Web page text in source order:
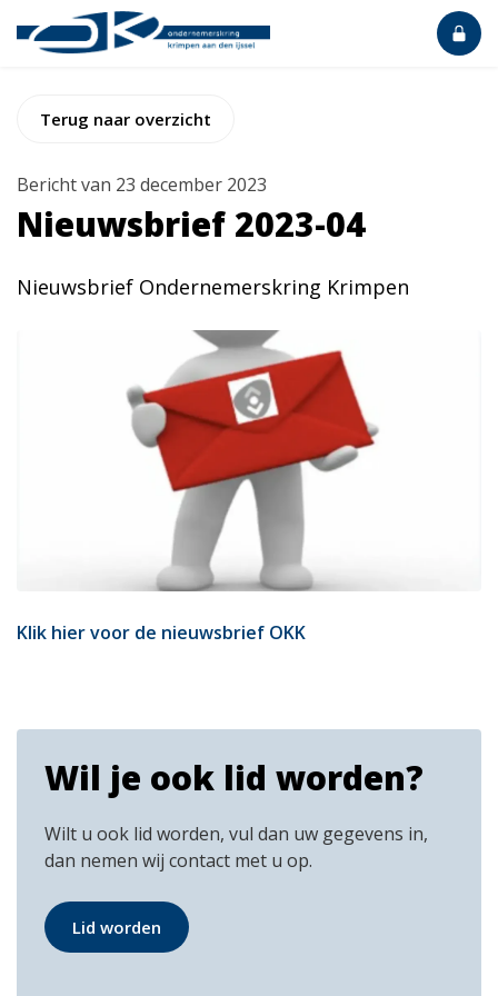
Terug naar overzicht
Bericht van 23 december 2023
Nieuwsbrief 2023-04
Nieuwsbrief Ondernemerskring Krimpen
Klik hier voor de nieuwsbrief OKK
Wil je ook lid worden?
Wilt u ook lid worden, vul dan uw gegevens in,
dan nemen wij contact met u op.
Lid worden